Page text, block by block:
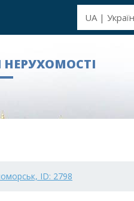
UA |
НЕРУХОМОСТІ
ID: 2798